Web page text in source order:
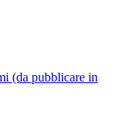
(da pubblicare in